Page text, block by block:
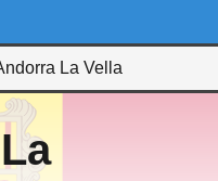
La Vella